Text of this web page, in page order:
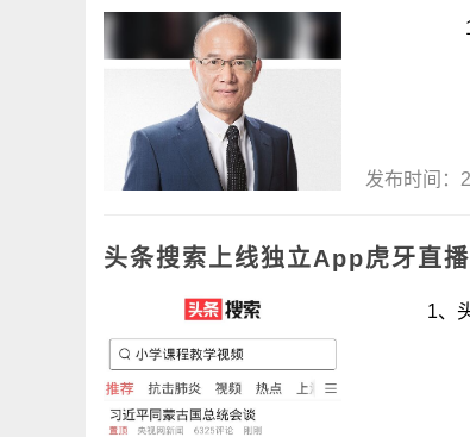
1、芒
发布时间
头条搜索上线独立App虎牙直
1、头条